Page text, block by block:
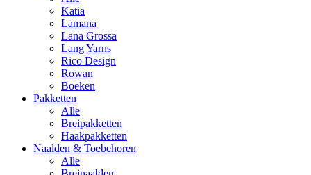
Katia
Lamana
Lana Grossa
Lang Yarns
Rico Design
Rowan
Boeken
Pakketten
Alle
Breipakketten
Haakpakketten
Naalden & Toebehoren
Alle